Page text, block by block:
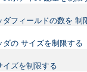
フィールドの数を 制
の サイズを制限する
イズを制限する